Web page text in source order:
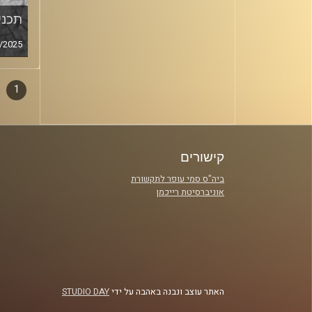
סגירה
1
קישורים
ביה"ס סמי עופר לתקשורת
אוניברסיטת רייכמן
האתר עוצב ונבנה באהבה על ידיSTUDIO DAY